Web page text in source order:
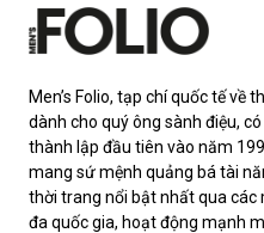
Men’s Folio, tạp chí quốc tế về
dành cho quý ông sành điệu,
thành lập đầu tiên vào năm
mang sứ mệnh quảng bá tài
thời trang nổi bật nhất qua các
đa quốc gia, hoạt động mạnh